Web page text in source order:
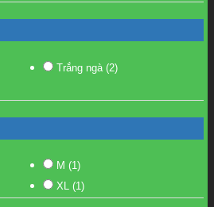
Trắng ngà (2)
M (1)
XL (1)